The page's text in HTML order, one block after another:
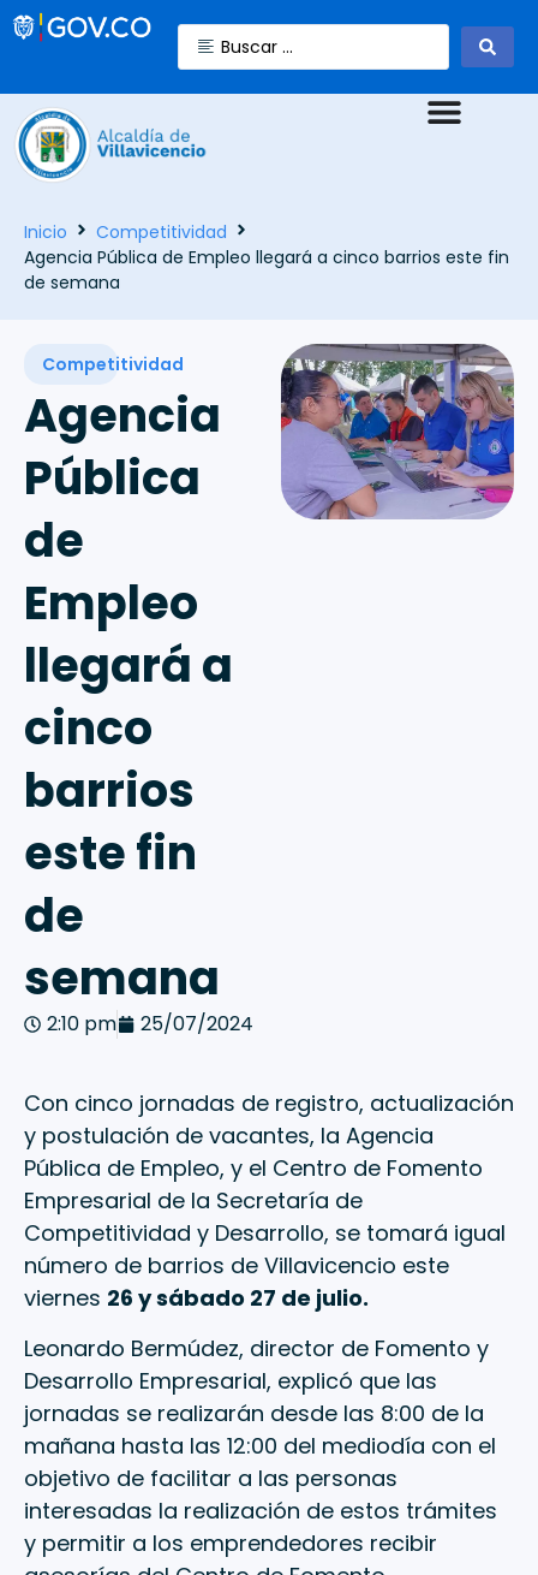
Inicio
Competitividad
Agencia Pública de Empleo llegará a cinco barrios este fin
de semana
Competitividad
Agencia
Pública
de
Empleo
llegará a
cinco
barrios
este fin
de
semana
2:10 pm 25/07/2024
Con cinco jornadas de registro, actualización
y postulación de vacantes, la Agencia
Pública de Empleo, y el Centro de Fomento
Empresarial de la Secretaría de
Competitividad y Desarrollo, se tomará igual
número de barrios de Villavicencio este
viernes 26 y sábado 27 de julio.
Leonardo Bermúdez, director de Fomento y
Desarrollo Empresarial, explicó que las
jornadas se realizarán desde las 8:00 de la
mañana hasta las 12:00 del mediodía con el
objetivo de facilitar a las personas
interesadas la realización de estos trámites
y permitir a los emprendedores recibir